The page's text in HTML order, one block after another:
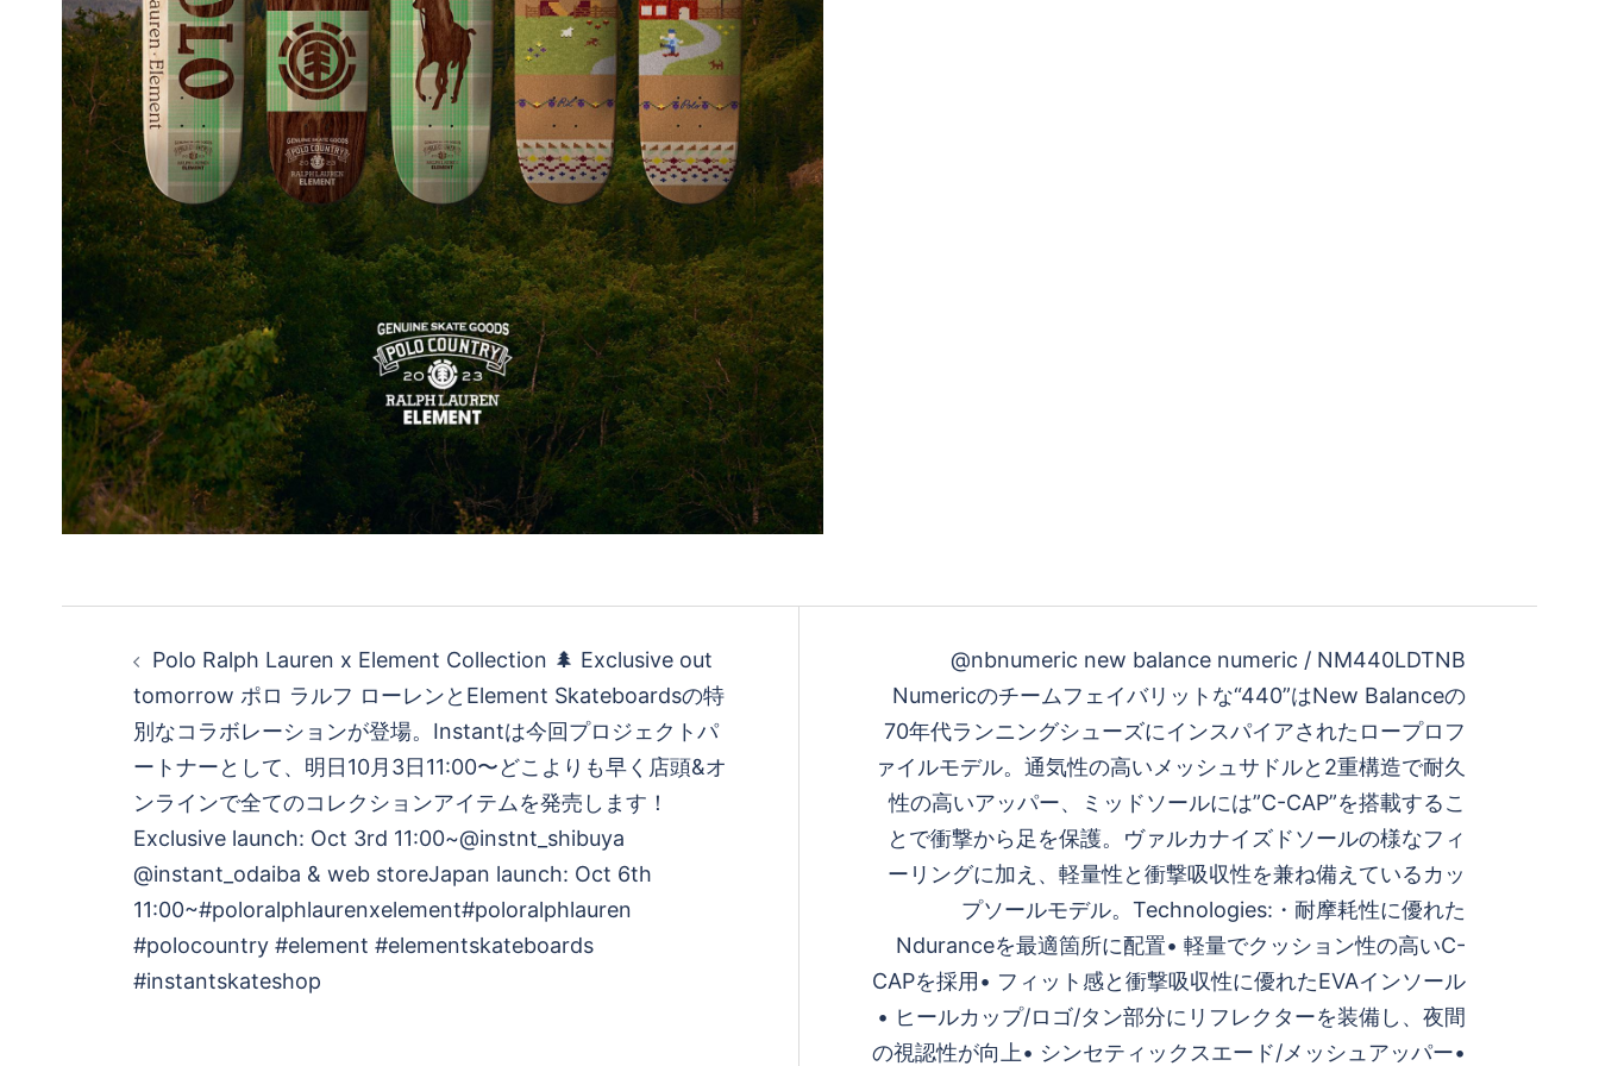
Polo Ralph Lauren x Element Collection 🌲 Exclusive out
tomorrow ポロ ラルフ ローレンとElement Skateboardsの特
別なコラボレーションが登場。Instantは今回プロジェクトパ
ートナーとして、明日10月3日11:00〜どこよりも早く店頭&オ
ンラインで全てのコレクションアイテムを発売します！
Exclusive launch: Oct 3rd 11:00~@instnt_shibuya
@instant_odaiba & web storeJapan launch: Oct 6th
11:00~#poloralphlaurenxelement#poloralphlauren
#polocountry #element #elementskateboards
#instantskateshop
@nbnumeric new balance numeric / NM440LDTNB
Numericのチームフェイバリットな“440”はNew Balanceの
70年代ランニングシューズにインスパイアされたロープロフ
ァイルモデル。通気性の高いメッシュサドルと2重構造で耐久
性の高いアッパー、ミッドソールには”C-CAP”を搭載するこ
とで衝撃から⾜を保護。ヴァルカナイズドソールの様なフィ
ーリングに加え、軽量性と衝撃吸収性を兼ね備えているカッ
プソールモデル。Technologies:・耐摩耗性に優れた
Nduranceを最適箇所に配置• 軽量でクッション性の高いC-
CAPを採用• フィット感と衝撃吸収性に優れたEVAインソール
• ヒールカップ/ロゴ/タン部分にリフレクターを装備し、夜間
の視認性が向上• シンセティックスエード/メッシュアッパー•